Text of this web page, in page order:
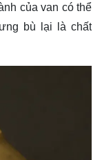
của van có thể
bù lại là chất